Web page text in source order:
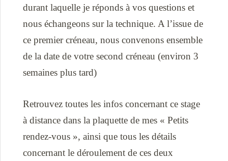
durant laquelle je réponds à vos questions et
nous échangeons sur la technique. A l’issue de
ce premier créneau, nous convenons ensemble
de la date de votre second créneau (environ 3
semaines plus tard)
Retrouvez toutes les infos concernant ce stage
à distance dans la plaquette de mes « Petits
rendez-vous », ainsi que tous les détails
concernant le déroulement de ces deux